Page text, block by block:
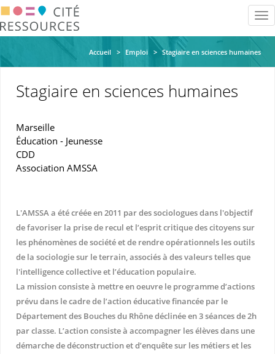
Aller
au
contenu
Accueil Emploi Stagiaire en sciences humaines
Stagiaire en sciences humaines
Marseille
Éducation - Jeunesse
CDD
Association AMSSA
L'AMSSA a été créée en 2011 par des sociologues dans l'objectif
de favoriser la prise de recul et l’esprit critique des citoyens sur
les phénomènes de société et de rendre opérationnels les outils
de la sociologie sur le terrain, associés à des valeurs telles que
l'intelligence collective et l’éducation populaire.
La mission consiste à mettre en oeuvre le programme d’actions
prévu dans le cadre de l’action éducative financée par le
Département des Bouches du Rhône déclinée en 3 séances de 2h
par classe. L’action consiste à accompagner les élèves dans une
démarche de déconstruction et d’enquête sur les métiers et les